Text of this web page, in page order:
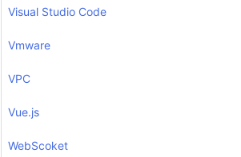
Visual Studio Code
Vmware
VPC
Vue.js
WebScoket